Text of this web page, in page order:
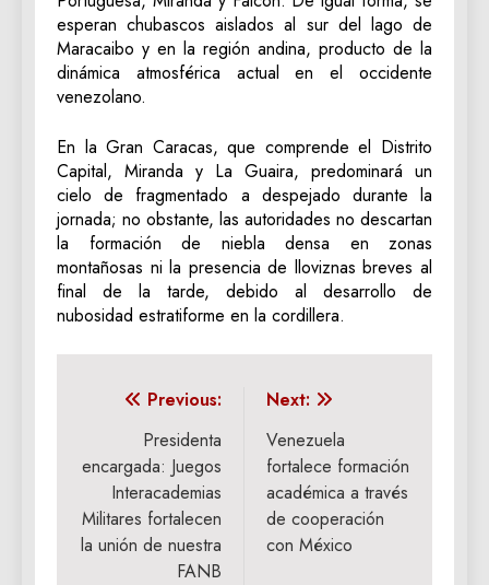
esperan chubascos aislados al sur del lago de
Maracaibo y en la región andina, producto de la
dinámica atmosférica actual en el occidente
venezolano.
En la Gran Caracas, que comprende el Distrito
Capital, Miranda y La Guaira, predominará un
cielo de fragmentado a despejado durante la
jornada; no obstante, las autoridades no descartan
la formación de niebla densa en zonas
montañosas ni la presencia de lloviznas breves al
final de la tarde, debido al desarrollo de
nubosidad estratiforme en la cordillera.
Navegación
entradas
Previous:
Presidenta
encargada: Juegos
Interacademias
Militares fortalecen
la unión de nuestra
FANB
Next:
Venezuela
fortalece formación
académica a través
de cooperación
con México